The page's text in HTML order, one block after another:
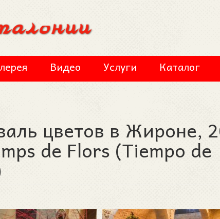
Видео Услуги Каталог
цветов в Жироне,
de Flors (Tiempo de